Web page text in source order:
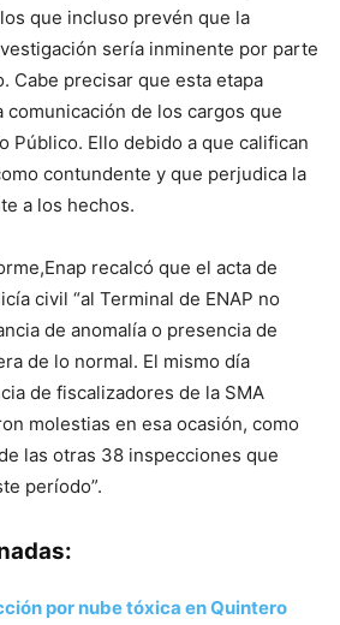
que incluso prevén que la
sería inminente por parte
Cabe precisar que esta etapa
de los cargos que
Público. Ello debido a que califican
contundente y que perjudica la
a los hechos.
recalcó que el acta de
civil “al Terminal de ENAP no
de anomalía o presencia de
de lo normal. El mismo día
de fiscalizadores de la SMA
molestias en esa ocasión, como
las otras 38 inspecciones que
período”.
por nube tóxica en Quintero